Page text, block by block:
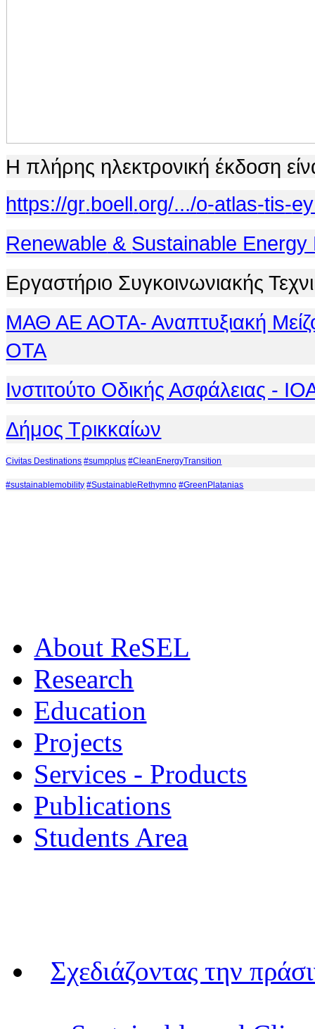
Η πλήρης ηλεκτρονική έκδοση
https://gr.boell.org/.../o-atlas-tis-
Renewable & Sustainable Energy
Εργαστήριο Συγκοινωνιακής
ΜΑΘ ΑΕ ΑΟΤΑ- Αναπτυξιακή
ΟΤΑ
Ινστιτούτο Οδικής Ασφάλειας -
Δήμος Τρικκαίων
Civitas Destinations #sumpplus #CleanEnergyTransition
#sustainablemobility #SustainableRethymno #GreenPlatanias
Αbout ReSEL
Research
Education
Projects
Services - Products
Publications
Students Area
Σχεδιάζοντας την